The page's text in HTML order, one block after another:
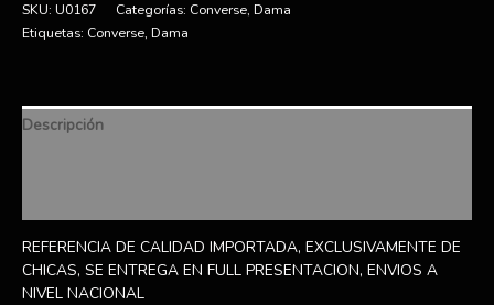
SKU: U0167 Categorías: Converse, Dama
Etiquetas: Converse, Dama
Descripción
REFERENCIA DE CALIDAD IMPORTADA, EXCLUSIVAMENTE DE
CHICAS, SE ENTREGA EN FULL PRESENTACION, ENVIOS A
NIVEL NACIONAL